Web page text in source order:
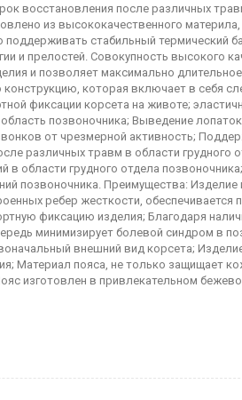
восстановления после различных
из высококачественного
поддерживать стабильный
и прелостей. Совокупность высокого
и позволяет максимально
которая включает в себя
фиксации корсета на животе;
позвоночника; Выведение
от чрезмерной активность;
различных травм в области
в области грудного отдела
позвоночника. Преимущества: Изделие
ребер жесткости,
фиксацию изделия; Благодаря
минимизирует болевой синдром в
внешний вид корсета;
Материал пояса, не только защищает
изготовлен в привлекательном